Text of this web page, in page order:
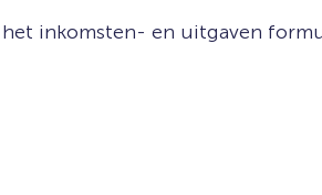
inkomsten- en uitgaven